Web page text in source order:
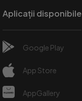
Aplicații disponibile
Google Play
App Store
AppGallery